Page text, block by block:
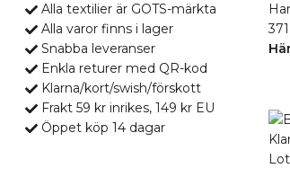
Alla textilier är GOTS-märkta
Alla varor finns i lager
Snabba leveranser
Enkla returer med QR-kod
Klarna/kort/swish/förskott
Frakt 59 kr inrikes, 149 kr EU
Öppet köp 14 dagar